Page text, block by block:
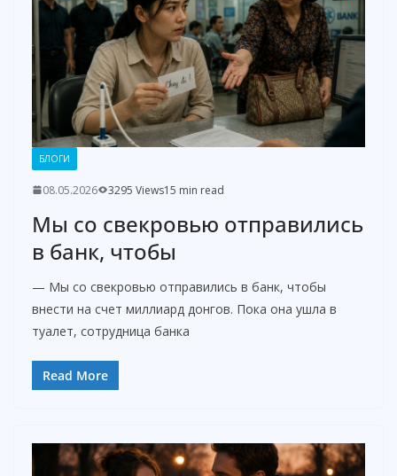
БЛОГИ
08.05.2026 3295 Views15 min read
Мы со свекровью отправились
в банк, чтобы
— Мы со свекровью отправились в банк, чтобы
внести на счет миллиард донгов. Пока она ушла в
туалет, сотрудница банка
Read More